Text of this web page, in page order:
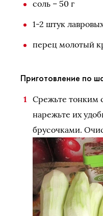
соль – 50 г
1-2 штук
перец молотый
Приготовление по
Срежьте тонким
нарежьте их
брусочками.